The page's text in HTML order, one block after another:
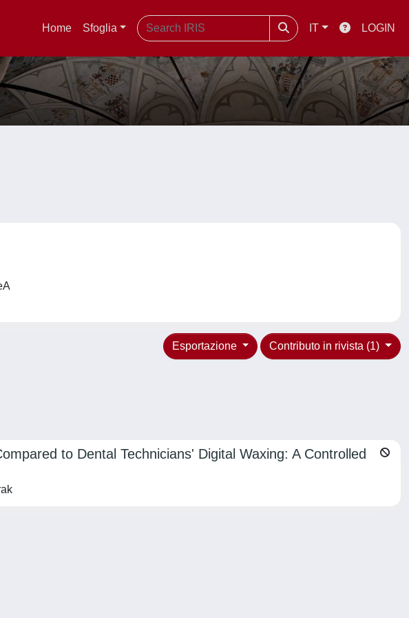
Home Sfoglia IT LOGIN
Contributo in rivista (1)
Esportazione
to Dental Technicians' Digital Waxing: A Controlled